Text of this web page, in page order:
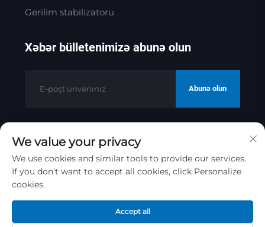
Gerilim stabilizatoru
Xəbər bülletenimizə abunə olun
Abunə olun
Müəllif hüquqları © 2025 Jinan Golden
Bridge Precision Machinery Co.ltd
Gizlilik siyasəti
Yuxarı çək
We value your privacy
We use cookies and similar tools to provide our services.
If you don't want to accept all cookies, click Personalize
cookies.
Accept all